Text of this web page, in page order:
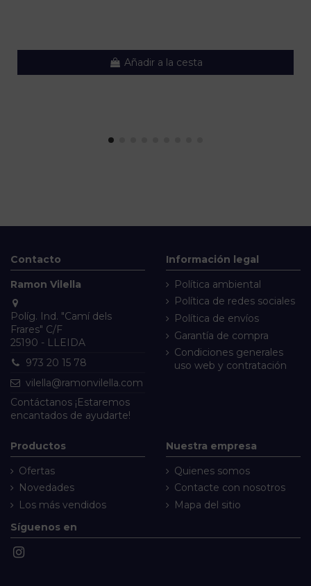
Añadir a la cesta
Contacto
Ramon Vilella
Políg. Ind. "Camí dels
Frares" C/F
25190 - LLEIDA
973 20 15 78
vilella@ramonvilella.com
Contáctanos ¡Estaremos
encantados de ayudarte!
Información legal
Política ambiental
Política de redes sociales
Política de envíos
Garantía de compra
Condiciones generales
uso web y contratación
Productos
Ofertas
Novedades
Los más vendidos
Nuestra empresa
Quienes somos
Contacte con nosotros
Mapa del sitio
Síguenos en